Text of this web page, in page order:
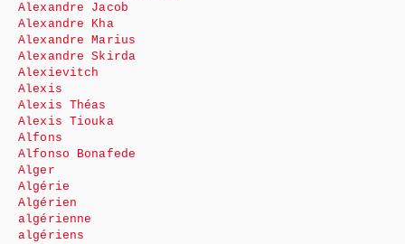
Alexandre Jacob
Alexandre Kha
Alexandre Marius
Alexandre Skirda
Alexievitch
Alexis
Alexis Théas
Alexis Tiouka
Alfons
Alfonso Bonafede
Alger
Algérie
Algérien
algérienne
algériens